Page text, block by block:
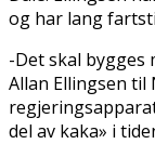
og har lang
-Det skal bygges
Allan Ellingsen til
del av kaka» i